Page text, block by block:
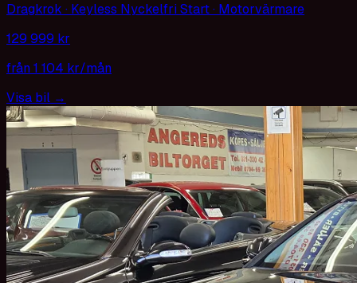
Dragkrok · Keyless Nyckelfri Start · Motorvärmare
129 999 kr
från1 104 kr/mån
Visa bil →